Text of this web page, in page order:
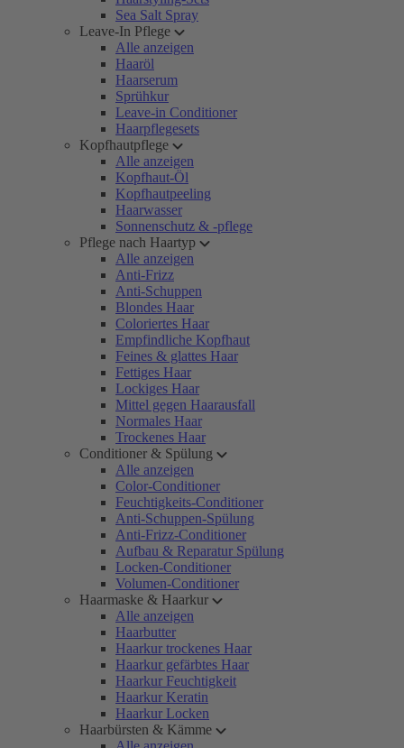
Sea Salt Spray
Leave-In Pflege
Alle anzeigen
Haaröl
Haarserum
Sprühkur
Leave-in Conditioner
Haarpflegesets
Kopfhautpflege
Alle anzeigen
Kopfhaut-Öl
Kopfhautpeeling
Haarwasser
Sonnenschutz & -pflege
Pflege nach Haartyp
Alle anzeigen
Anti-Frizz
Anti-Schuppen
Blondes Haar
Coloriertes Haar
Empfindliche Kopfhaut
Feines & glattes Haar
Fettiges Haar
Lockiges Haar
Mittel gegen Haarausfall
Normales Haar
Trockenes Haar
Conditioner & Spülung
Alle anzeigen
Color-Conditioner
Feuchtigkeits-Conditioner
Anti-Schuppen-Spülung
Anti-Frizz-Conditioner
Aufbau & Reparatur Spülung
Locken-Conditioner
Volumen-Conditioner
Haarmaske & Haarkur
Alle anzeigen
Haarbutter
Haarkur trockenes Haar
Haarkur gefärbtes Haar
Haarkur Feuchtigkeit
Haarkur Keratin
Haarkur Locken
Haarbürsten & Kämme